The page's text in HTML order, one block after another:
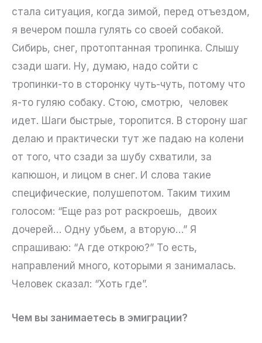
стала ситуация, когда зимой, перед отъездом,
я вечером пошла гулять со своей собакой.
Сибирь, снег, протоптанная тропинка. Слышу
сзади шаги. Ну, думаю, надо сойти с
тропинки-то в сторонку чуть-чуть, потому что
я-то гуляю собаку. Стою, смотрю, человек
идет. Шаги быстрые, торопится. В сторону шаг
делаю и практически тут же падаю на колени
от того, что сзади за шубу схватили, за
капюшон, и лицом в снег. И слова такие
специфические, полушепотом. Таким тихим
голосом: “Еще раз рот раскроешь, двоих
дочерей… Одну убьем, а вторую…” Я
спрашиваю: “А где открою?” То есть,
направлений много, которыми я занималась.
Человек сказал: “Хоть где”.
Чем вы занимаетесь в эмиграции?